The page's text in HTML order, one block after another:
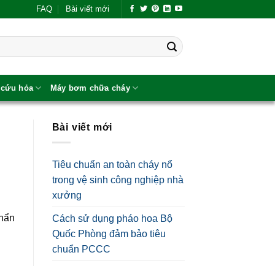
FAQ Bài viết mới
hỏa Máy bơm chữa cháy
Bài viết mới
Tiêu chuẩn an toàn cháy nổ
trong vệ sinh công nghiệp nhà
xưởng
Cách sử dụng pháo hoa Bộ
Quốc Phòng đảm bảo tiêu
chuẩn PCCC